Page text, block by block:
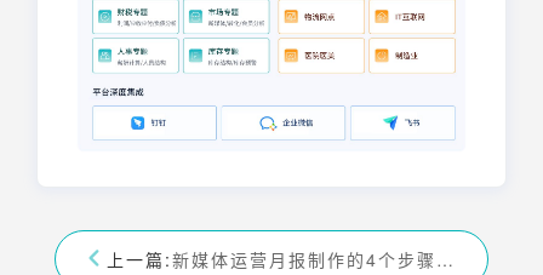
上一篇: 新媒体运营月报制作的4个步骤——九数云BI